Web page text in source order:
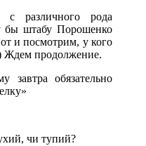
с различного рода
бы штабу Порошенко
и посмотрим, у кого
Ждем продолжение.
обязательно
чи тупий?